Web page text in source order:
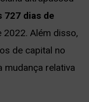
727 dias de
Além disso,
de capital no
mudança relativa